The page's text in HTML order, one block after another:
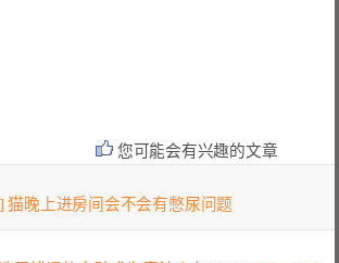
您可能会有兴趣的文章
猫晚上进房间会不会有憋尿问题